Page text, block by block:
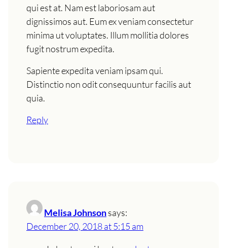
qui est at. Nam est laboriosam aut
dignissimos aut. Eum ex veniam consectetur
minima ut voluptates. Illum mollitia dolores
fugit nostrum expedita.
Sapiente expedita veniam ipsam qui.
Distinctio non odit consequuntur facilis aut
quia.
Reply
Melisa Johnsonsays:
December 20, 2018 at 5:15 am